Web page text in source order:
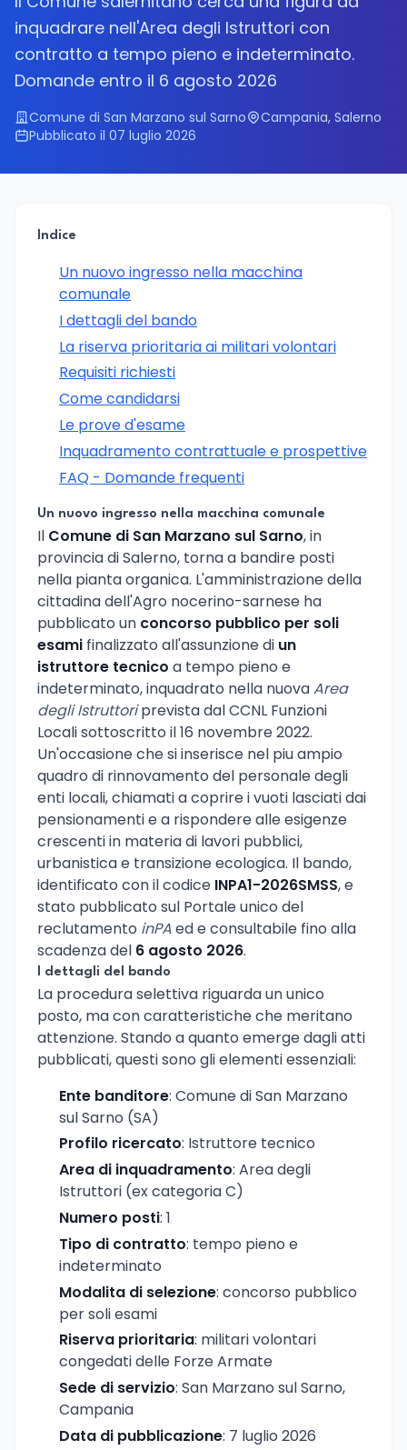
inquadrare nell'Area degli Istruttori con
contratto a tempo pieno e indeterminato.
Domande entro il 6 agosto 2026
Comune di San Marzano sul Sarno
Campania, Salerno
Pubblicato il 07 luglio 2026
Indice
Un nuovo ingresso nella macchina
comunale
I dettagli del bando
La riserva prioritaria ai militari volontari
Requisiti richiesti
Come candidarsi
Le prove d'esame
Inquadramento contrattuale e prospettive
FAQ - Domande frequenti
Un nuovo ingresso nella macchina comunale
Il Comune di San Marzano sul Sarno, in
provincia di Salerno, torna a bandire posti
nella pianta organica. L'amministrazione della
cittadina dell'Agro nocerino-sarnese ha
pubblicato un concorso pubblico per soli
esami finalizzato all'assunzione di un
istruttore tecnico a tempo pieno e
indeterminato, inquadrato nella nuovaArea
degli Istruttoriprevista dal CCNL Funzioni
Locali sottoscritto il 16 novembre 2022.
Un'occasione che si inserisce nel piu ampio
quadro di rinnovamento del personale degli
enti locali, chiamati a coprire i vuoti lasciati dai
pensionamenti e a rispondere alle esigenze
crescenti in materia di lavori pubblici,
urbanistica e transizione ecologica. Il bando,
identificato con il codice INPA1-2026SMSS, e
stato pubblicato sul Portale unico del
reclutamento inPAed e consultabile fino alla
scadenza del 6 agosto 2026.
I dettagli del bando
La procedura selettiva riguarda un unico
posto, ma con caratteristiche che meritano
attenzione. Stando a quanto emerge dagli atti
pubblicati, questi sono gli elementi essenziali:
Ente banditore: Comune di San Marzano
sul Sarno (SA)
Profilo ricercato: Istruttore tecnico
Area di inquadramento: Area degli
Istruttori (ex categoria C)
Numero posti: 1
Tipo di contratto: tempo pieno e
indeterminato
Modalita di selezione: concorso pubblico
per soli esami
Riserva prioritaria: militari volontari
congedati delle Forze Armate
Sede di servizio: San Marzano sul Sarno,
Campania
Data di pubblicazione: 7 luglio 2026